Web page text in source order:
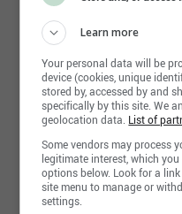
Exigences
Niveau
Aucun
Aucun
Années
Learn more
Your personal data will be
device (cookies, unique
stored by, accessed by and
specifically by this site. We
geolocation data. List of
Some vendors may process
legitimate interest, which
options below. Look for a
site menu to manage or
settings.